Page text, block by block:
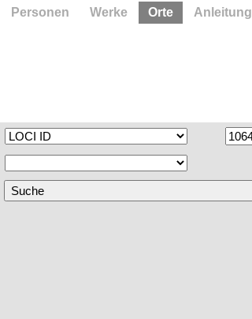
Personen Werke Orte Anleitung